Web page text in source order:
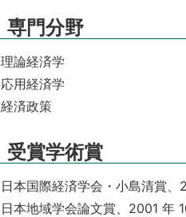
専門分野
理論経済学
応用経済学
経済政策
受賞学術賞
日本国際経済学会・小島清賞
日本地域学会論文賞、2001 年